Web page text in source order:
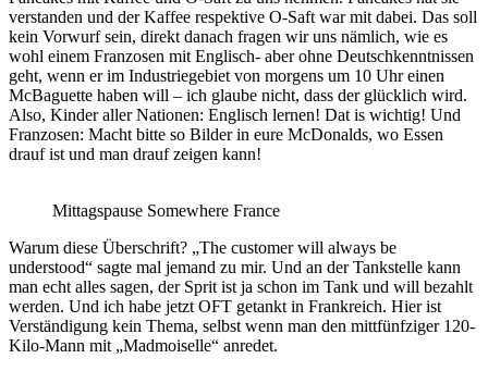
verstanden und der Kaffee respektive O-Saft war mit dabei. Das soll
kein Vorwurf sein, direkt danach fragen wir uns nämlich, wie es
wohl einem Franzosen mit Englisch- aber ohne Deutschkenntnissen
geht, wenn er im Industriegebiet von morgens um 10 Uhr einen
McBaguette haben will – ich glaube nicht, dass der glücklich wird.
Also, Kinder aller Nationen: Englisch lernen! Dat is wichtig! Und
Franzosen: Macht bitte so Bilder in eure McDonalds, wo Essen
drauf ist und man drauf zeigen kann!
Mittagspause Somewhere France
Warum diese Überschrift? „The customer will always be
understood“ sagte mal jemand zu mir. Und an der Tankstelle kann
man echt alles sagen, der Sprit ist ja schon im Tank und will bezahlt
werden. Und ich habe jetzt OFT getankt in Frankreich. Hier ist
Verständigung kein Thema, selbst wenn man den mittfünfziger 120-
Kilo-Mann mit „Madmoiselle“ anredet.